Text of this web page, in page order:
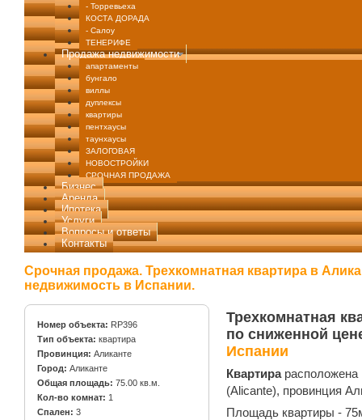
- Торревьеха
КОСТА ДОРАДА
- Салоу
ТЕНЕРИФЕ
Продажа недвижимости
апартаменты
бунгало
виллы
дуплексы
квартиры
пентхаусы
таунхаусы
ЗАЛОГОВАЯ
НОВОСТРОЙКИ
СРОЧНАЯ ПРОДАЖА
Бизнес
Аренда
Ипотека
Услуги
Вопросы и ответы
Контакты
Срочная продажа. Трехкомнатная квартира в
недвижимость в Испании.
Номер объекта: RP396
Тип объекта: квартира
Провинция: Аликанте
Город: Аликанте
Общая площадь: 75.00 кв.м.
Кол-во комнат: 1
Спален: 3
Трехкомнатная
по сниженной
Испании
Квартирарасположена
(Alicante), провинция
Площадь квартиры -